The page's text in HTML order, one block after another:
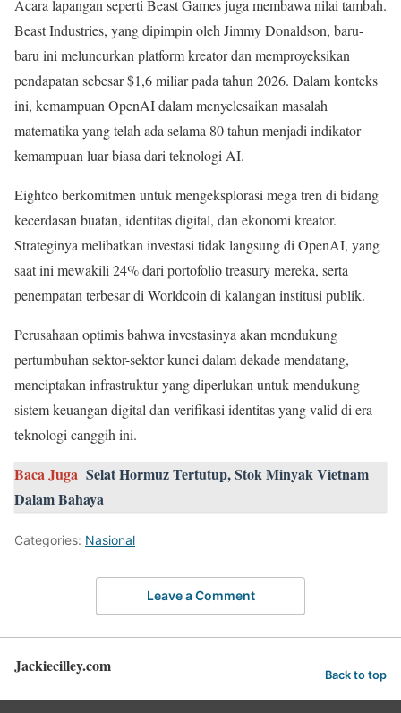
Acara lapangan seperti Beast Games juga membawa nilai tambah.
Beast Industries, yang dipimpin oleh Jimmy Donaldson, baru-
baru ini meluncurkan platform kreator dan memproyeksikan
pendapatan sebesar $1,6 miliar pada tahun 2026. Dalam konteks
ini, kemampuan OpenAI dalam menyelesaikan masalah
matematika yang telah ada selama 80 tahun menjadi indikator
kemampuan luar biasa dari teknologi AI.
Eightco berkomitmen untuk mengeksplorasi mega tren di bidang
kecerdasan buatan, identitas digital, dan ekonomi kreator.
Strateginya melibatkan investasi tidak langsung di OpenAI, yang
saat ini mewakili 24% dari portofolio treasury mereka, serta
penempatan terbesar di Worldcoin di kalangan institusi publik.
Perusahaan optimis bahwa investasinya akan mendukung
pertumbuhan sektor-sektor kunci dalam dekade mendatang,
menciptakan infrastruktur yang diperlukan untuk mendukung
sistem keuangan digital dan verifikasi identitas yang valid di era
teknologi canggih ini.
Baca Juga Selat Hormuz Tertutup, Stok Minyak Vietnam
Dalam Bahaya
Categories: Nasional
Leave a Comment
Jackiecilley.com Back to top